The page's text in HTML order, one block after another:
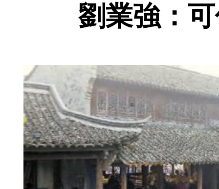
劉業強：